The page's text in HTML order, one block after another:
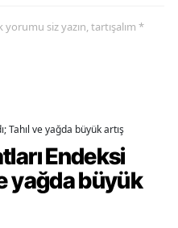
siz yazın, tartışalım *
Tahıl ve yağda büyük artış
Endeksi
yağda büyük